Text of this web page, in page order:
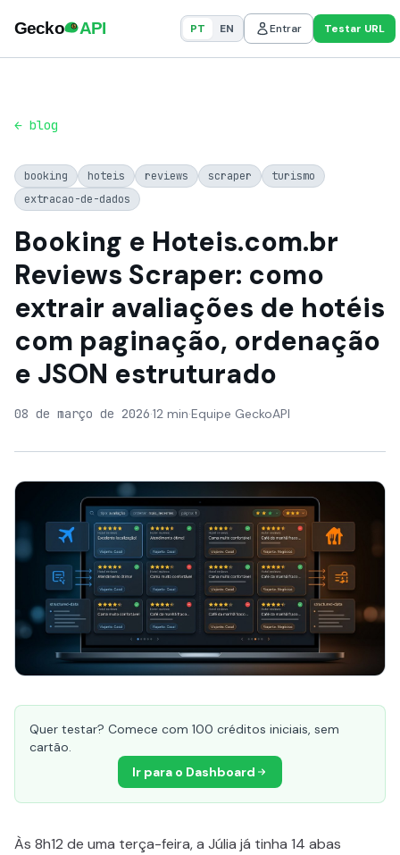
PT EN Entrar Testar URL
← blog
booking hoteis reviews scraper
turismo
extracao-de-dados
Booking e Hoteis.com.br
Reviews Scraper: como
extrair avaliações de hotéis
com paginação, ordenação
e JSON estruturado
08 de março de 2026·12 min·Equipe GeckoAPI
Quer testar? Comece com 100 créditos iniciais, sem
cartão.
Ir para o Dashboard
Às 8h12 de uma terça-feira, a Júlia já tinha 14 abas